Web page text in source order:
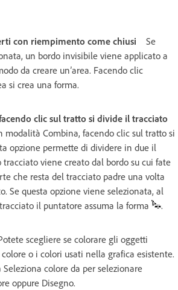
con riempimento come chiusi
Se
un bordo invisibile viene applicato a
da creare un’area. Facendo clic
si crea una forma.
clic sul tratto si divide il tracciato
modalità Combina, facendo clic sul tratto si
opzione permette di dividere in due il
viene creato dal bordo su cui fate
che resta del tracciato padre una volta
Se questa opzione viene selezionata, al
il puntatore assuma la forma
.
scegliere se colorare gli oggetti
o i colori usati nella grafica esistente.
Seleziona colore da per selezionare
oppure Disegno.